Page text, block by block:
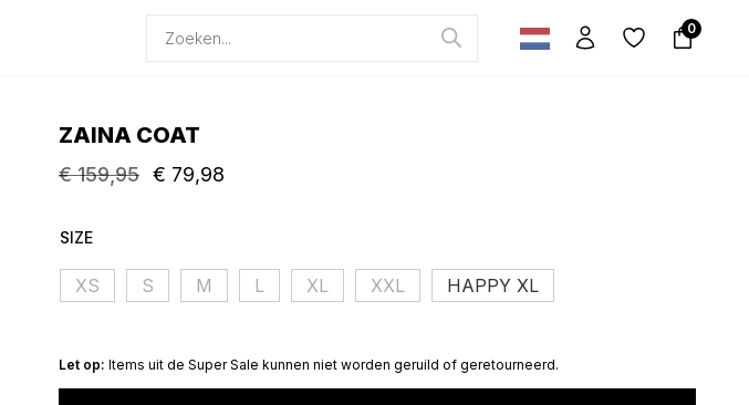
zoeken
0
ZAINA COAT
€159,95
Oorspronkelijke
was:
€ 159,95.
€ 79,98
Huidige
is:
€ 79,98.
SIZE
XS S M L XL XXL HAPPY XL
Let op: Items uit de Super Sale kunnen niet worden geruild of geretourneerd.
ZAINA